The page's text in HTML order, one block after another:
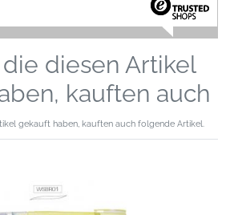
diesen Artikel
kauften auch
gekauft haben, kauften auch folgende Artikel.